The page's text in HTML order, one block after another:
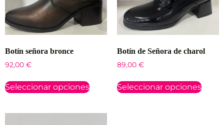
Botín señora bronce
92,00 €
Seleccionar opciones
Botín de Señora de charol
89,00 €
Seleccionar opciones